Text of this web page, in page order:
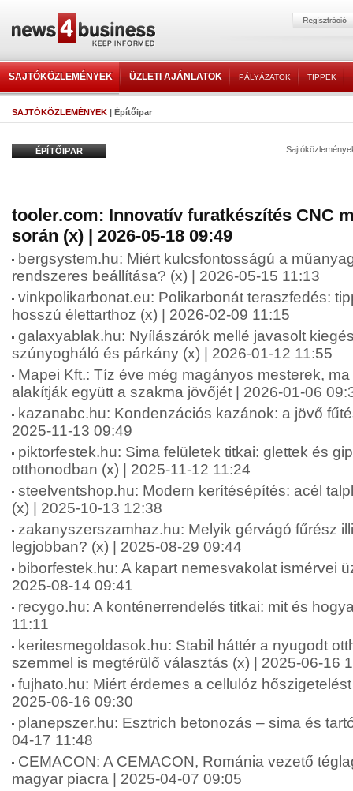
SAJTÓKÖZLEMÉNYEK ÜZLETI AJÁNLATOK PÁLYÁZATOK TIPPEK
SAJTÓKÖZLEMÉNYEK | Építőipar
ÉPÍTŐIPAR
tooler.com: Innovatív furatkészítés CNC
során (x) | 2026-05-18 09:49
bergsystem.hu: Miért kulcsfontosságú a
rendszeres beállítása? (x) | 2026-05-15 11:13
vinkpolikarbonat.eu: Polikarbonát teraszfedés:
hosszú élettarthoz (x) | 2026-02-09 11:15
galaxyablak.hu: Nyílászárók mellé javasolt
szúnyogháló és párkány (x) | 2026-01-12 11:55
Mapei Kft.: Tíz éve még magányos mesterek,
alakítják együtt a szakma jövőjét | 2026-01-06
kazanabc.hu: Kondenzációs kazánok: a jövő
2025-11-13 09:49
piktorfestek.hu: Sima felületek titkai: glettek és
otthonodban (x) | 2025-11-12 11:24
steelventshop.hu: Modern kerítésépítés: acél
(x) | 2025-10-13 12:38
zakanyszerszamhaz.hu: Melyik gérvágó fűrész
legjobban? (x) | 2025-08-29 09:44
biborfestek.hu: A kapart nemesvakolat ismérvei
2025-08-14 09:41
recygo.hu: A konténerrendelés titkai: mit és
11:11
keritesmegoldasok.hu: Stabil háttér a nyugodt
szemmel is megtérülő választás (x) | 2025-06-16
fujhato.hu: Miért érdemes a cellulóz
2025-06-16 09:30
planepszer.hu: Esztrich betonozás – sima és
04-17 11:48
CEMACON: A CEMACON, Románia vezető
magyar piacra | 2025-04-07 09:05